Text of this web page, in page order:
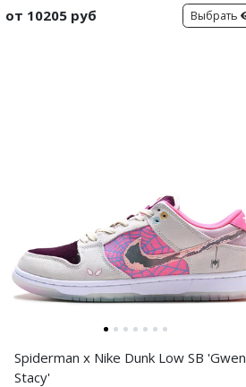
от 10205 руб Выбрать
Spiderman x Nike Dunk Low SB 'Gwen
Stacy'